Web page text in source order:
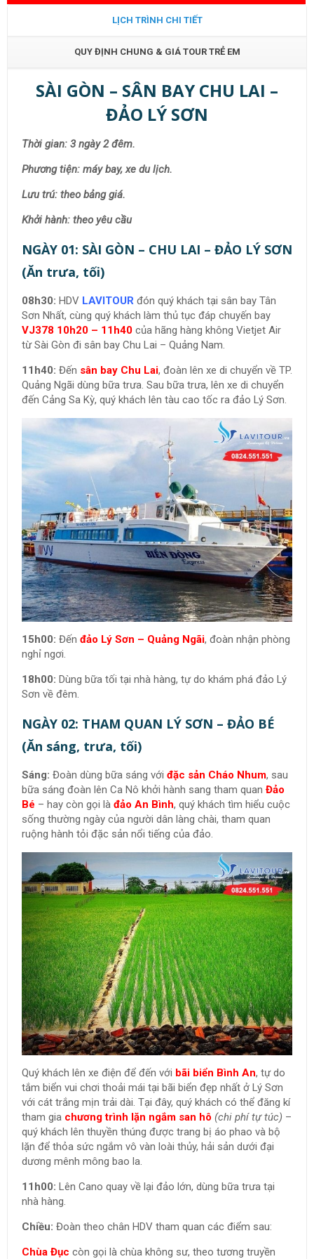
LỊCH TRÌNH CHI TIẾT
QUY ĐỊNH CHUNG & GIÁ TOUR TRẺ EM
SÀI GÒN – SÂN BAY CHU LAI –
ĐẢO LÝ SƠN
Thời gian: 3 ngày 2 đêm.
Phương tiện: máy bay, xe du lịch.
Lưu trú: theo bảng giá.
Khởi hành: theo yêu cầu
NGÀY 01: SÀI GÒN – CHU LAI – ĐẢO LÝ SƠN
(Ăn trưa, tối)
08h30: HDV LAVITOUR đón quý khách tại sân bay Tân
Sơn Nhất, cùng quý khách làm thủ tục đáp chuyến bay
VJ378 10h20 – 11h40 của hãng hàng không Vietjet Air
từ Sài Gòn đi sân bay Chu Lai – Quảng Nam.
11h40: Đến sân bay Chu Lai, đoàn lên xe di chuyển về TP.
Quảng Ngãi dùng bữa trưa. Sau bữa trưa, lên xe di chuyển
đến Cảng Sa Kỳ, quý khách lên tàu cao tốc ra đảo Lý Sơn.
15h00: Đến đảo Lý Sơn – Quảng Ngãi, đoàn nhận phòng
nghỉ ngơi.
18h00: Dùng bữa tối tại nhà hàng, tự do khám phá đảo Lý
Sơn về đêm.
NGÀY 02: THAM QUAN LÝ SƠN – ĐẢO BÉ
(Ăn sáng, trưa, tối)
Sáng: Đoàn dùng bữa sáng với đặc sản Cháo Nhum, sau
bữa sáng đoàn lên Ca Nô khởi hành sang tham quan Đảo
Bé – hay còn gọi là đảo An Bình, quý khách tìm hiểu cuộc
sống thường ngày của người dân làng chài, tham quan
ruộng hành tỏi đặc sản nổi tiếng của đảo.
Quý khách lên xe điện để đến với bãi biển Bình An, tự do
tắm biển vui chơi thoải mái tại bãi biển đẹp nhất ở Lý Sơn
với cát trắng mịn trải dài. Tại đây, quý khách có thể đăng kí
tham gia chương trình lặn ngắm san hô (chi phí tự túc) –
quý khách lên thuyền thúng được trang bị áo phao và bộ
lặn để thỏa sức ngắm vô vàn loài thủy, hải sản dưới đại
dương mênh mông bao la.
11h00: Lên Cano quay về lại đảo lớn, dùng bữa trưa tại
nhà hàng.
Chiều: Đoàn theo chân HDV tham quan các điểm sau:
Chùa Đục còn gọi là chùa không sư, theo tương truyền